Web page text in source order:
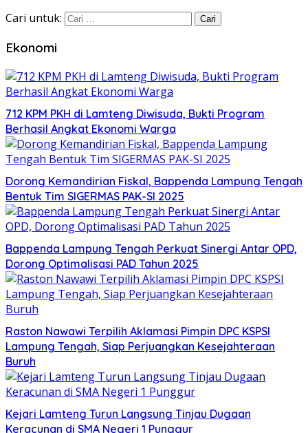
Cari untuk:
Ekonomi
712 KPM PKH di Lamteng Diwisuda, Bukti Program
Berhasil Angkat Ekonomi Warga
Dorong Kemandirian Fiskal, Bappenda Lampung Tengah
Bentuk Tim SIGERMAS PAK-SI 2025
Bappenda Lampung Tengah Perkuat Sinergi Antar OPD,
Dorong Optimalisasi PAD Tahun 2025
Raston Nawawi Terpilih Aklamasi Pimpin DPC KSPSI
Lampung Tengah, Siap Perjuangkan Kesejahteraan
Buruh
Kejari Lamteng Turun Langsung Tinjau Dugaan
Keracunan di SMA Negeri 1 Punggur